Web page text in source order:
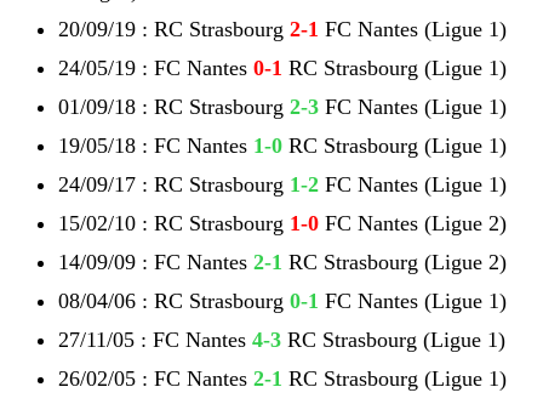
20/09/19 : RC Strasbourg 2-1 FC Nantes (Ligue 1)
24/05/19 : FC Nantes 0-1 RC Strasbourg (Ligue 1)
01/09/18 : RC Strasbourg 2-3 FC Nantes (Ligue 1)
19/05/18 : FC Nantes 1-0 RC Strasbourg (Ligue 1)
24/09/17 : RC Strasbourg 1-2 FC Nantes (Ligue 1)
15/02/10 : RC Strasbourg 1-0 FC Nantes (Ligue 2)
14/09/09 : FC Nantes 2-1 RC Strasbourg (Ligue 2)
08/04/06 : RC Strasbourg 0-1 FC Nantes (Ligue 1)
27/11/05 : FC Nantes 4-3 RC Strasbourg (Ligue 1)
26/02/05 : FC Nantes 2-1 RC Strasbourg (Ligue 1)